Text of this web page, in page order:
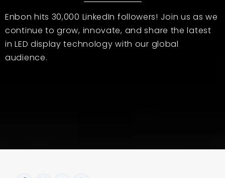
Enbon hits 30,000 LinkedIn followers! Join us as we
continue to grow, innovate, and share the latest
in LED display technology with our global
audience.